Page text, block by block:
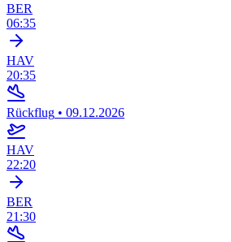
BER
06:35
HAV
20:35
Rückflug • 09.12.2026
HAV
22:20
BER
21:30